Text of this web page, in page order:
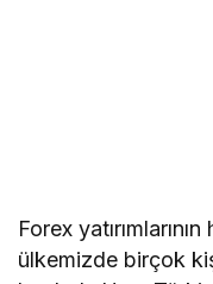
Forex
ülkemizde birçok